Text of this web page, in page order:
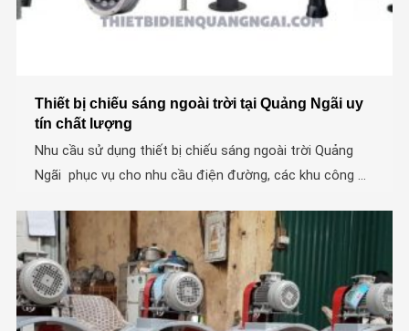
Thiết bị chiếu sáng ngoài trời tại Quảng Ngãi uy
tín chất lượng
Nhu cầu sử dụng thiết bị chiếu sáng ngoài trời Quảng
Ngãi phục vụ cho nhu cầu điện đường, các khu công ...